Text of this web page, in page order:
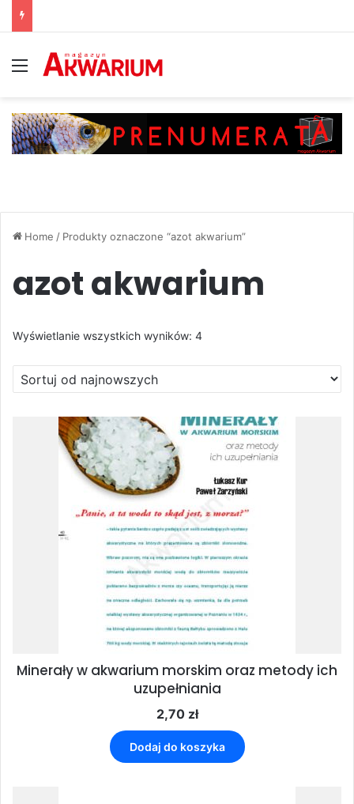
Menu
Home / Produkty oznaczone “azot akwarium”
azot akwarium
Wyświetlanie wszystkich wyników: 4Posortowane
według
najnowszych
Minerały w akwarium morskim oraz metody ich
uzupełniania
2,70 zł
Dodaj do koszyka